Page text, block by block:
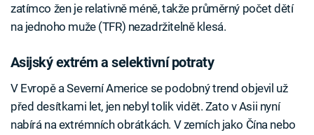
zatímco žen je relativně méně, takže průměrný počet dětí
na jednoho muže (TFR) nezadržitelně klesá.
Asijský extrém a selektivní potraty
V Evropě a Severní Americe se podobný trend objevil už
před desítkami let, jen nebyl tolik vidět. Zato v Asii nyní
nabírá na extrémních obrátkách. V zemích jako Čína nebo